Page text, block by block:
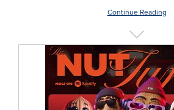
Continue Reading